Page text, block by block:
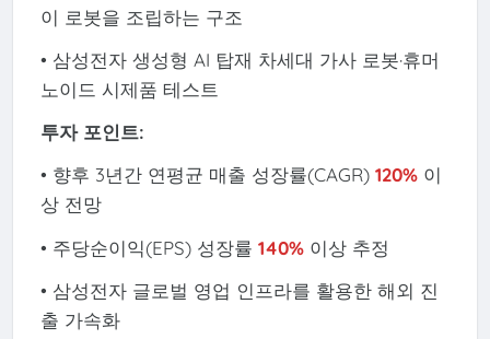
이 로봇을 조립하는 구조
• 삼성전자 생성형 AI 탑재 차세대 가사 로봇·휴머
노이드 시제품 테스트
투자 포인트:
• 향후 3년간 연평균 매출 성장률(CAGR) 120%이
상 전망
• 주당순이익(EPS) 성장률 140%이상 추정
• 삼성전자 글로벌 영업 인프라를 활용한 해외 진
출 가속화